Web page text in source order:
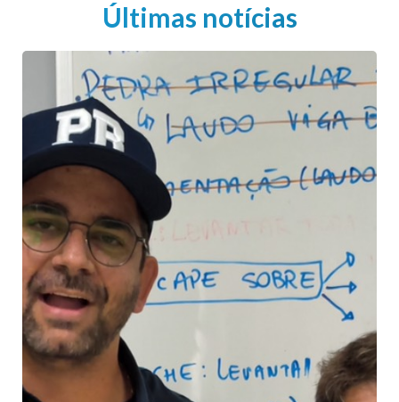
Últimas notícias